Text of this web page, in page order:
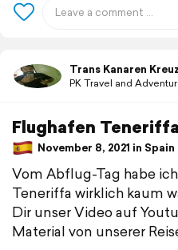
Trans Kanaren
PK Travel and
Flughafen Teneriffa
November 8, 2021 in Spain
Vom Abflug-Tag habe
Teneriffa wirklich kaum
Dir unser Video auf
Material von unserer